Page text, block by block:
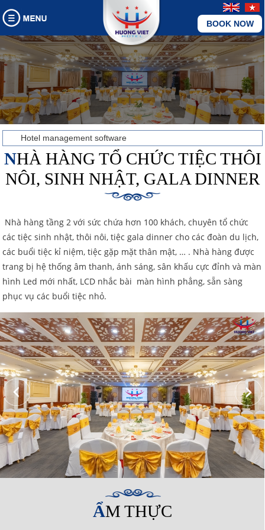
BOOK NOW
Hotel management software
NHÀ HÀNG TỔ CHỨC TIỆC THÔI
NÔI, SINH NHẬT, GALA DINNER
Nhà hàng tầng 2 với sức chứa hơn 100 khách, chuyên tổ chức
các tiệc sinh nhật, thôi nôi, tiệc gala dinner cho các đoàn du lịch,
các buổi tiệc kỉ niệm, tiệc gặp mặt thân mật, … . Nhà hàng được
trang bị hệ thống âm thanh, ánh sáng, sân khấu cực đỉnh và màn
hình Led mới nhất, LCD nhắc bài màn hình phẳng, sẵn sàng
phục vụ các buổi tiệc nhỏ.
ẨM THỰC